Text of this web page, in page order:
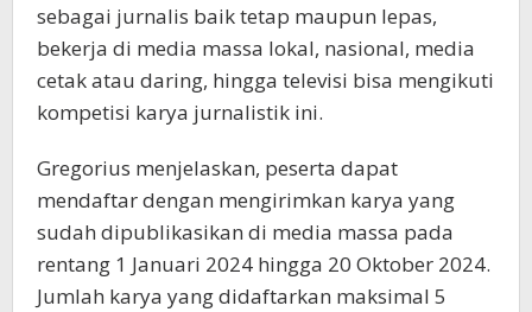
sebagai jurnalis baik tetap maupun lepas,
bekerja di media massa lokal, nasional, media
cetak atau daring, hingga televisi bisa mengikuti
kompetisi karya jurnalistik ini.
Gregorius menjelaskan, peserta dapat
mendaftar dengan mengirimkan karya yang
sudah dipublikasikan di media massa pada
rentang 1 Januari 2024 hingga 20 Oktober 2024.
Jumlah karya yang didaftarkan maksimal 5